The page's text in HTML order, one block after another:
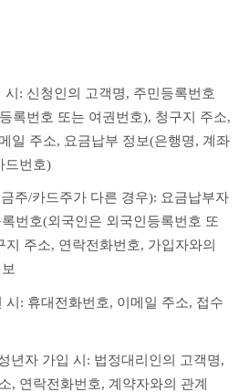
시: 신청인의 고객명, 주민등록번호
록번호 또는 여권번호), 청구지 주소,
일 주소, 요금납부 정보(은행명, 계좌
드번호)
주/카드주가 다른 경우): 요금납부자
번호(외국인은 외국인등록번호 또
지 주소, 연락전화번호, 가입자와의
시: 휴대전화번호, 이메일 주소, 접수
년자 가입 시: 법정대리인의 고객명,
, 연락전화번호, 계약자와의 관계